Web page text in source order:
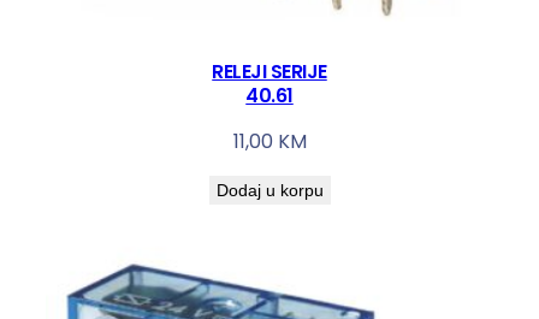
RELEJI SERIJE
40.61
11,00 KM
Dodaj u korpu